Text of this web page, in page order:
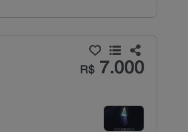
R$7.000